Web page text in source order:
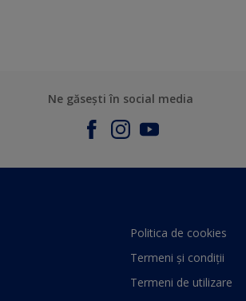
Ne găsești în social media
Politica de cookies
Termeni și condiții
Termeni de utilizare